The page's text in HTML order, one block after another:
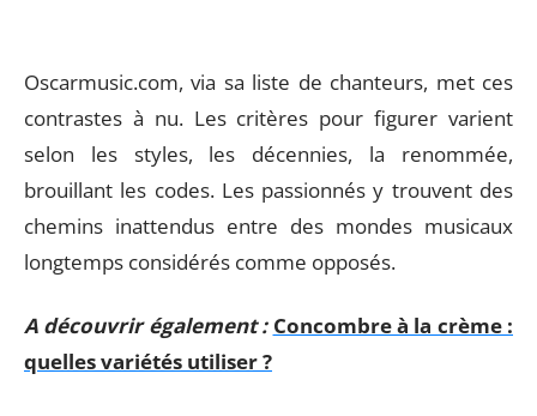
Oscarmusic.com, via sa liste de chanteurs, met ces
contrastes à nu. Les critères pour figurer varient
selon les styles, les décennies, la renommée,
brouillant les codes. Les passionnés y trouvent des
chemins inattendus entre des mondes musicaux
longtemps considérés comme opposés.
A découvrir également : Concombre à la crème :
quelles variétés utiliser ?